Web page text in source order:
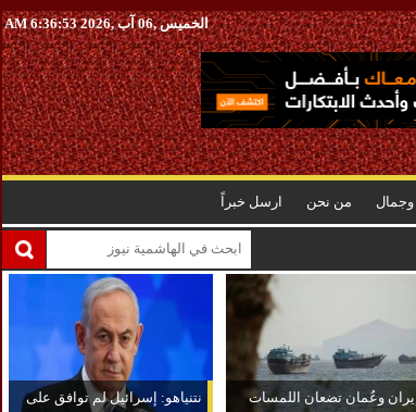
الخميس ,06 آب ,2026 6:36:54 AM
من نحن ارسل خبراً
إيران وعُمان تضعان اللمسات
نتنياهو: إسرائيل لم توافق على